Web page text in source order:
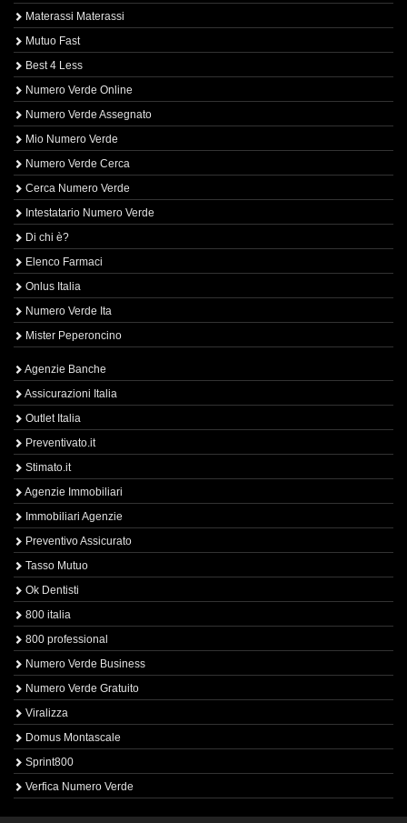
Materassi Materassi
Mutuo Fast
Best 4 Less
Numero Verde Online
Numero Verde Assegnato
Mio Numero Verde
Numero Verde Cerca
Cerca Numero Verde
Intestatario Numero Verde
Di chi è?
Elenco Farmaci
Onlus Italia
Numero Verde Ita
Mister Peperoncino
Agenzie Banche
Assicurazioni Italia
Outlet Italia
Preventivato.it
Stimato.it
Agenzie Immobiliari
Immobiliari Agenzie
Preventivo Assicurato
Tasso Mutuo
Ok Dentisti
800 italia
800 professional
Numero Verde Business
Numero Verde Gratuito
Viralizza
Domus Montascale
Sprint800
Verfica Numero Verde